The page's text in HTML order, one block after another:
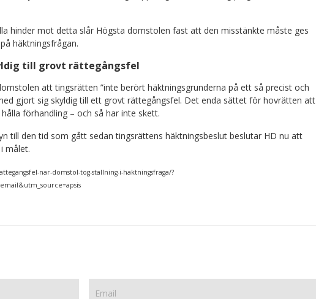
hinder mot detta slår Högsta domstolen fast att den misstänkte måste ges
häktningsfrågan.
till grovt rättegångsfel
att tingsrätten ”inte berört häktningsgrunderna på ett så precist och
gjort sig skyldig till ett grovt rättegångsfel. Det enda sättet för hovrätten att
förhandling – och så har inte skett.
till den tid som gått sedan tingsrättens häktningsbeslut beslutar HD nu att
målet.
nar-domstol-tog-stallning-i-haktningsfraga/?